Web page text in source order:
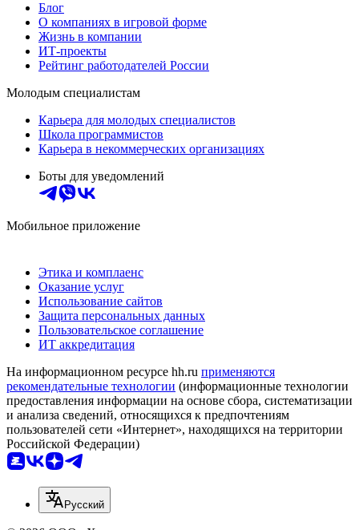
Блог
О компаниях в игровой форме
Жизнь в компании
ИТ-проекты
Рейтинг работодателей России
Молодым специалистам
Карьера для молодых специалистов
Школа программистов
Карьера в некоммерческих организациях
Боты для уведомлений
Мобильное приложение
Этика и комплаенс
Оказание услуг
Использование сайтов
Защита персональных данных
Пользовательское соглашение
ИТ аккредитация
На информационном ресурсе hh.ru применяются
рекомендательные технологии (информационные технологии
предоставления информации на основе сбора, систематизации
и анализа сведений, относящихся к предпочтениям
пользователей сети «Интернет», находящихся на территории
Российской Федерации)
Русский